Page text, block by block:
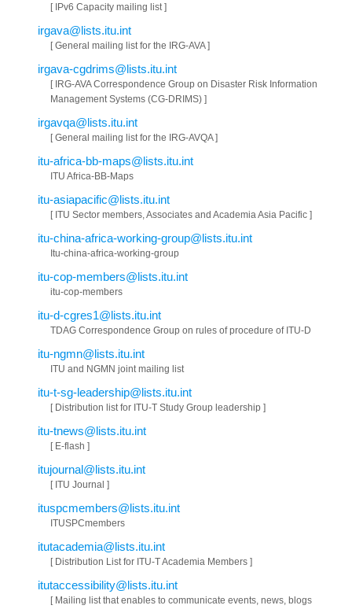
[ IPv6 Capacity mailing list ]
irgava@lists.itu.int
[ General mailing list for the IRG-AVA ]
irgava-cgdrims@lists.itu.int
[ IRG-AVA Correspondence Group on Disaster Risk Information
Management Systems (CG-DRIMS) ]
irgavqa@lists.itu.int
[ General mailing list for the IRG-AVQA ]
itu-africa-bb-maps@lists.itu.int
ITU Africa-BB-Maps
itu-asiapacific@lists.itu.int
[ ITU Sector members, Associates and Academia Asia Pacific ]
itu-china-africa-working-group@lists.itu.int
Itu-china-africa-working-group
itu-cop-members@lists.itu.int
itu-cop-members
itu-d-cgres1@lists.itu.int
TDAG Correspondence Group on rules of procedure of ITU-D
itu-ngmn@lists.itu.int
ITU and NGMN joint mailing list
itu-t-sg-leadership@lists.itu.int
[ Distribution list for ITU-T Study Group leadership ]
itu-tnews@lists.itu.int
[ E-flash ]
itujournal@lists.itu.int
[ ITU Journal ]
ituspcmembers@lists.itu.int
ITUSPCmembers
itutacademia@lists.itu.int
[ Distribution List for ITU-T Academia Members ]
itutaccessibility@lists.itu.int
[ Mailing list that enables to communicate events, news, blogs